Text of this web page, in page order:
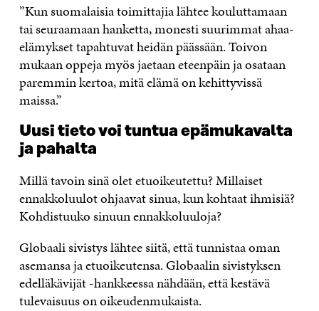
”Kun suomalaisia toimittajia lähtee kouluttamaan
tai seuraamaan hanketta, monesti suurimmat ahaa-
elämykset tapahtuvat heidän päässään. Toivon
mukaan oppeja myös jaetaan eteenpäin ja osataan
paremmin kertoa, mitä elämä on kehittyvissä
maissa.”
Uusi tieto voi tuntua epämukavalta
ja pahalta
Millä tavoin sinä olet etuoikeutettu? Millaiset
ennakkoluulot ohjaavat sinua, kun kohtaat ihmisiä?
Kohdistuuko sinuun ennakkoluuloja?
Globaali sivistys lähtee siitä, että tunnistaa oman
asemansa ja etuoikeutensa. Globaalin sivistyksen
edelläkävijät -hankkeessa nähdään, että kestävä
tulevaisuus on oikeudenmukaista.